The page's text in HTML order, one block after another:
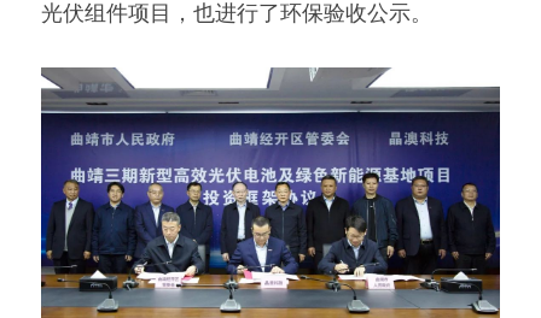
光伏组件项目，也进行了环保验收公示。